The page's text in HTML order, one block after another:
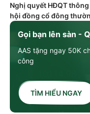
Gọi bạn lên sàn -
AAS tặng ngay 50K
công
TÌM HIỂU NGAY
Nghị quyết HĐQT
hội đồng cổ đông